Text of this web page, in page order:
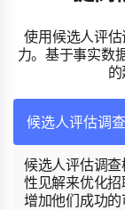
使用候选人评
力。基于事实数
候选人评估调
候选人评估调
性见解来优化
增加他们成功的